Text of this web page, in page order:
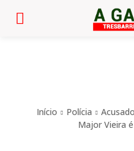
Início Polícia
Major Vieira